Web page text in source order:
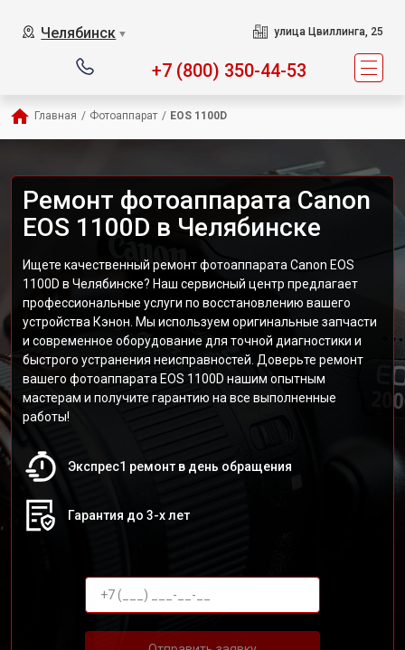
Челябинск ▼ улица Цвиллинга, 25
+7 (800) 350-44-53
Главная / Фотоаппарат / EOS 1100D
Ремонт фотоаппарата Canon
EOS 1100D в Челябинске
Ищете качественный ремонт фотоаппарата Canon EOS
1100D в Челябинске? Наш сервисный центр предлагает
профессиональные услуги по восстановлению вашего
устройства Кэнон. Мы используем оригинальные запчасти
и современное оборудование для точной диагностики и
быстрого устранения неисправностей. Доверьте ремонт
вашего фотоаппарата EOS 1100D нашим опытным
мастерам и получите гарантию на все выполненные
работы!
Экспрес1 ремонт в день обращения
Гарантия до 3-х лет